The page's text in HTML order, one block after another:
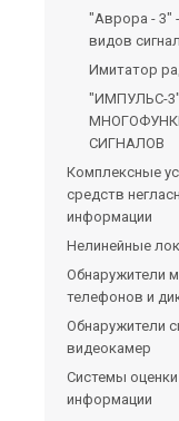
"Аврора - 3"
видов
Имитатор
"ИМПУЛЬС-
СИГНАЛОВ
Комплексные
средств
информации
Нелинейные
Обнаружители
телефонов и
Обнаружители
видеокамер
Системы
информации